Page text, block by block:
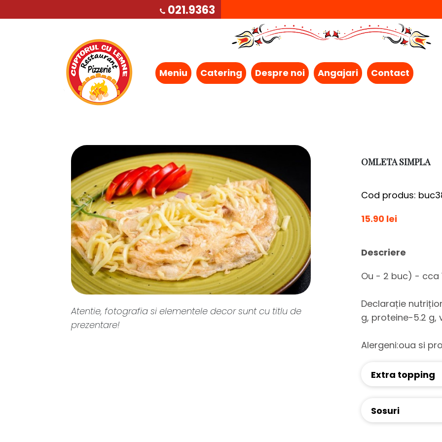
021.9363
Meniu Catering Despre noi Angajari Contact
Atentie, fotografia si elementele decor sunt cu titlu de
prezentare!
OMLETA SIMPLA
Cod produs:
15.90 lei
Descriere
Ou - 2 buc) - cca
Declarație
g, proteine-5.2 g,
Alergeni:oua si
Extra topping
Sosuri